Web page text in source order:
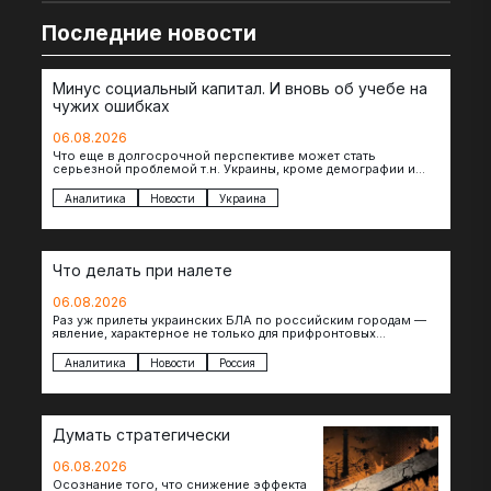
Последние новости
Минус социальный капитал. И вновь об учебе на
чужих ошибках
06.08.2026
Что еще в долгосрочной перспективе может стать
серьезной проблемой т.н. Украины, кроме демографии и
которых будет…
Аналитика Новости Украина
Что делать при налете
06.08.2026
Раз уж прилеты украинских БЛА по российским городам —
явление, характерное не только для прифронтовых
Аналитика Новости Россия
Думать стратегически
06.08.2026
Осознание того, что снижение эффекта